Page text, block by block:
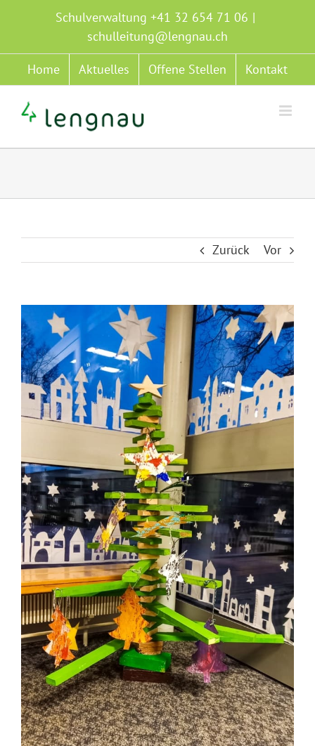
springen
Schulverwaltung +41 32 654 71 06 |
schulleitung@lengnau.ch
Home Aktuelles Offene Stellen Kontakt
Zurück Vor
grösseres
Bild